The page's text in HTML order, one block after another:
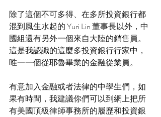
除了這個不可多得、在多所投資銀行都
混到風生水起的 Yuri Lin 董事長以外，中
國組還有另外一個來自大陸的銷售員。
這是我認識的這麼多投資銀行行家中，
唯一一個從耶魯畢業的金融從業員。
有意加入金融或者法律的中學生們，如
果有時間，我建議你們可以到網上把所
有美國頂級律師事務所的履歷和投資銀